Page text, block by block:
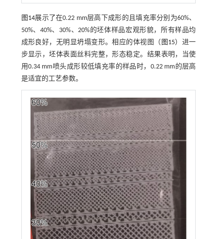
图14展示了在0.22 mm层高下成形的且填充率分别为60%、
50%、40%、30%、20%的坯体样品宏观形貌，所有样品均
成形良好，无明显坍塌变形。相应的体视图（ 图15）进一
步显示，坯体表面丝料完整，形态稳定。结果表明，当使
用0.34 mm喷头成形较低填充率的样品时，0.22 mm的层高
是适宜的工艺参数。